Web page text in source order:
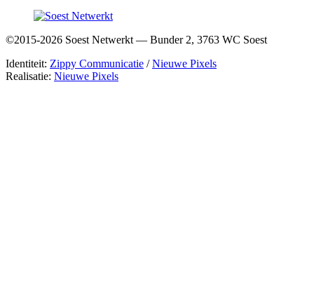
©2015-2026 Soest Netwerkt — Bunder 2, 3763 WC Soest
Identiteit: Zippy Communicatie /Nieuwe Pixels
Realisatie: Nieuwe Pixels